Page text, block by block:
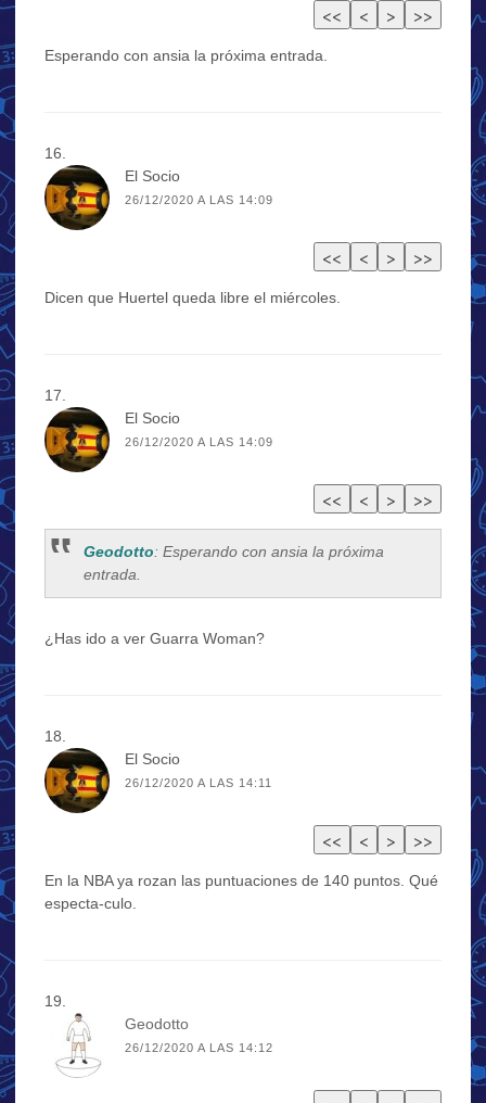
Esperando con ansia la próxima entrada.
El Socio
26/12/2020 A LAS 14:09
Dicen que Huertel queda libre el miércoles.
El Socio
26/12/2020 A LAS 14:09
Geodotto: Esperando con ansia la próxima
entrada.
¿Has ido a ver Guarra Woman?
El Socio
26/12/2020 A LAS 14:11
En la NBA ya rozan las puntuaciones de 140 puntos. Qué
especta-culo.
Geodotto
26/12/2020 A LAS 14:12